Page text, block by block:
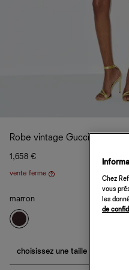
Robe vintage Gucci par Tom
1,658 €
vente ferme
Aide
marron
choisissez une taille
Chez
vous
les
de